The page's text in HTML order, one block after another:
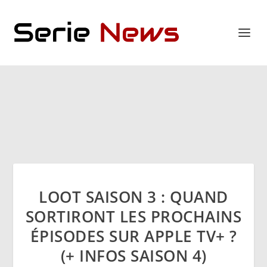
LOOT SAISON 3 : QUAND
SORTIRONT LES PROCHAINS
ÉPISODES SUR APPLE TV+ ?
(+ INFOS SAISON 4)